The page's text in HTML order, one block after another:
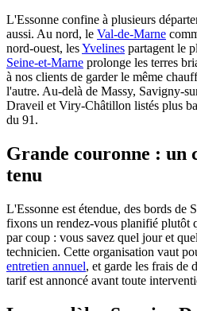
L'Essonne confine à plusieurs
aussi. Au nord, le Val-de-Marne
nord-ouest, lesYvelines partagent le
Seine-et-Marne prolonge les terres
à nos clients de garder le même
l'autre. Au-delà de Massy, Savigny-
Draveil et Viry-Châtillon listés plus
du 91.
Grande couronne : un
tenu
L'Essonne est étendue, des bords de
fixons un rendez-vous planifié plutôt
par coup : vous savez quel jour et
technicien. Cette organisation vaut
entretien annuel, et garde les frais de
tarif est annoncé avant toute